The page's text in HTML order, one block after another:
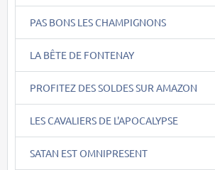
PAS BONS LES CHAMPIGNONS
LA BÊTE DE FONTENAY
PROFITEZ DES SOLDES SUR AMAZON
LES CAVALIERS DE L'APOCALYPSE
SATAN EST OMNIPRESENT